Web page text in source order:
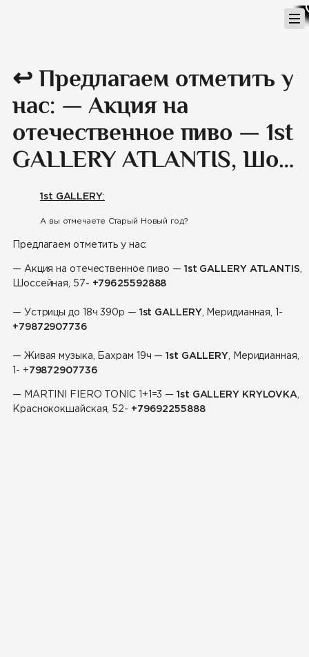
↩️ Предлагаем отметить у
нас: — Акция на
отечественное пиво — 1st
GALLERY ATLANTIS, Шо…
1st GALLERY:
А вы отмечаете Старый Новый год?
Предлагаем отметить у нас:
— Акция на отечественное пиво — 1st GALLERY ATLANTIS
Шоссейная, 57- +79625592888
— Устрицы до 18ч 390р — 1st GALLERY , Меридианная, 1-
+79872907736
— Живая музыка, Бахрам 19ч —1st GALLERY , Меридианная,
1- +79872907736
— MARTINI FIERO TONIC 1+1=3 —1st GALLERY KRYLOVKA
Краснококшайская, 52- +79692255888